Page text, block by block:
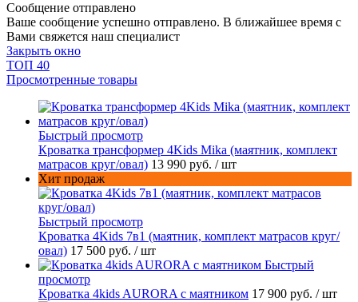
Сообщение отправлено
Ваше сообщение успешно отправлено. В ближайшее время с
Вами свяжется наш специалист
Закрыть окно
ТОП 40
Просмотренные товары
Быстрый просмотр
Кроватка трансформер 4Kids Mika (маятник, комплект
матрасов круг/овал) 13 990 руб. / шт
Хит продаж
Быстрый просмотр
Кроватка 4Kids 7в1 (маятник, комплект матрасов круг/
овал) 17 500 руб. / шт
Быстрый
просмотр
Кроватка 4kids AURORA c маятником 17 900 руб. / шт